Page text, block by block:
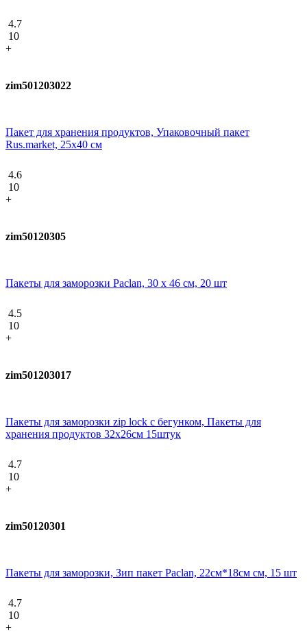
4.7
10
+
zim501203022
Пакет для хранения продуктов, Упаковочный пакет
Rus.market, 25х40 см
4.6
10
+
zim50120305
Пакеты для заморозки Paclan, 30 x 46 см, 20 шт
4.5
10
+
zim501203017
Пакеты для заморозки zip lock с бегунком, Пакеты для
хранения продуктов 32х26см 15штук
4.7
10
+
zim50120301
Пакеты для заморозки, Зип пакет Paclan, 22см*18см см, 15 шт
4.7
10
+